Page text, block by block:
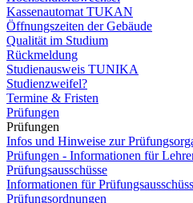
Kassenautomat TUKAN
Öffnungszeiten der Gebäude
Qualität im Studium
Rückmeldung
Studienausweis TUNIKA
Studienzweifel?
Termine & Fristen
Prüfungen
Prüfungen
Infos und Hinweise zur
Prüfungen - Informationen für
Prüfungsausschüsse
Informationen für
Prüfungsordnungen